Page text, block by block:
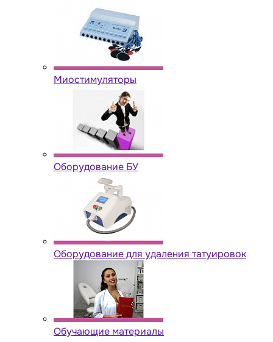
Миостимуляторы
Оборудование БУ
Оборудование для удаления татуировок
Обучающие материалы